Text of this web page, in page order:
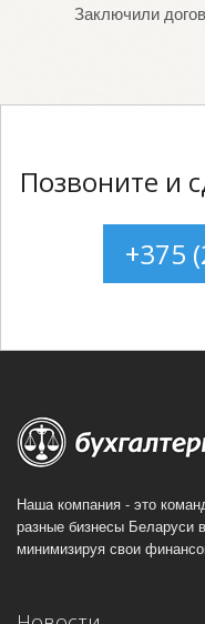
Заключили
Позвоните и
+375
Наша компания - это
разные бизнесы Беларуси
минимизируя свои